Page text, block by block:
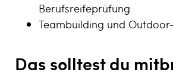
Berufsreifeprüfung
Teambuilding und
Das solltest du